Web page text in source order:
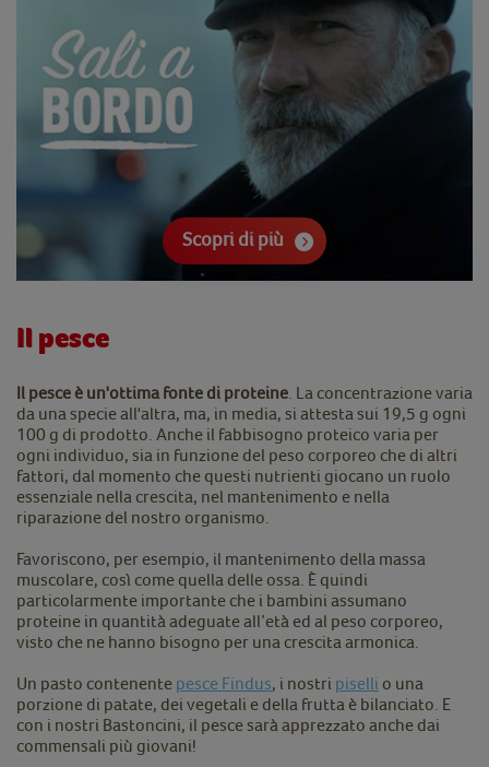
Scopri di più
Il pesce
Il pesce è un'ottima fonte di proteine . La concentrazione varia
da una specie all'altra, ma, in media, si attesta sui 19,5 g ogni
100 g di prodotto. Anche il fabbisogno proteico varia per
ogni individuo, sia in funzione del peso corporeo che di altri
fattori, dal momento che questi nutrienti giocano un ruolo
essenziale nella crescita, nel mantenimento e nella
riparazione del nostro organismo.
Favoriscono, per esempio, il mantenimento della massa
muscolare, così come quella delle ossa. È quindi
particolarmente importante che i bambini assumano
proteine in quantità adeguate all’età ed al peso corporeo,
visto che ne hanno bisogno per una crescita armonica.
Un pasto contenente pesce Findus, i nostri piselli o una
porzione di patate, dei vegetali e della frutta è bilanciato. E
con i nostri Bastoncini, il pesce sarà apprezzato anche dai
commensali più giovani!